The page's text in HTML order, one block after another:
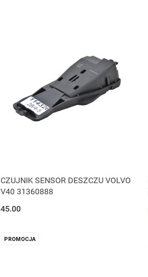
CZUJNIK SENSOR DESZCZU VOLVO
V40 31360888
45.00
PROMOCJA